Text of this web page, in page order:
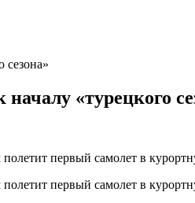
сезона»
«турецкого
полетит первый самолет в
полетит первый самолет в